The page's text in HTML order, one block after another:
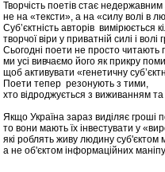
Творчість поетів стає
не на «тексти», а на «силу волі в
Суб’єктність авторів вимірюється
творчої віри у приватній силі і
Сьогодні поети не просто
ми усі вивчаємо його як прикру
щоб активувати «генетичну
Поети тепер резонують з тими,
хто відроджується з виживанням
Якщо Україна зараз виділяє гроші
то вони мають їх інвестувати у
які роблять живу людину суб'єктом
а не об'єктом інформаційних